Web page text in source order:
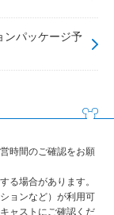
ンパッケージ予
時間のご確認をお願
る場合があります。
ョンなど）が利用可
ャストにご確認くだ